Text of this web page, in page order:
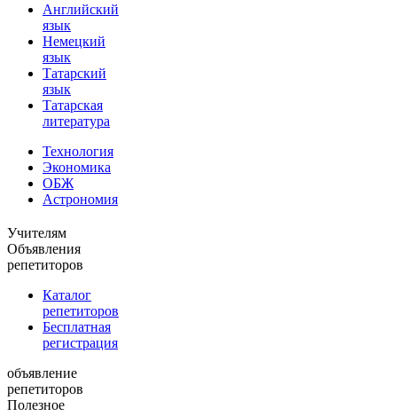
Английский
язык
Немецкий
язык
Татарский
язык
Татарская
литература
Технология
Экономика
ОБЖ
Астрономия
Учителям
Объявления
репетиторов
Каталог
репетиторов
Бесплатная
регистрация
объявление
репетиторов
Полезное